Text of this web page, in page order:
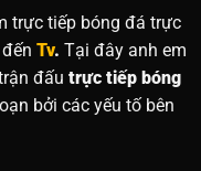
trực tiếp bóng đá trực
Tv. Tại đây anh em
đấu trực tiếp bóng
bởi các yếu tố bên